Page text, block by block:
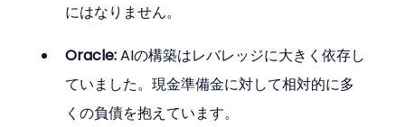
にはなりません。
Oracle: AIの構築はレバレッジに大きく依存し
ていました。現金準備金に対して相対的に多
くの負債を抱えています。